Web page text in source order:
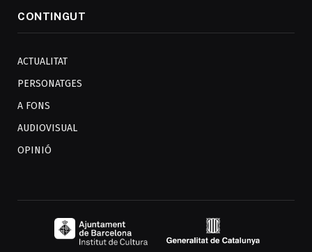
CONTINGUT
ACTUALITAT
PERSONATGES
A FONS
AUDIOVISUAL
OPINIÓ